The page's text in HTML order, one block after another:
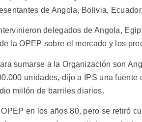
de Angola, Bolivia,
delegados de Angola,
la OPEP sobre el mercado y los
sumarse a la Organización son
unidades, dijo a IPS una fuente
millón de barriles diarios.
en los años 80, pero se retiró